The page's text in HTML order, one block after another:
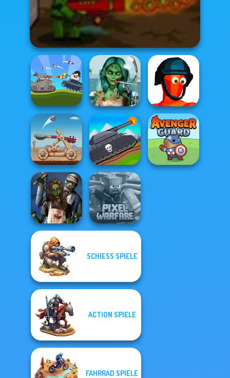
Battle Of Tank
Steel
Ghoulish To
Gorgeous Cool
Zomb...
Funny Shooter
Clash of Stone
Tanks 2D: Tank
Wars
Zombie
Romance
Minecraft Pixel
SCHIESS SPIELE
ACTION SPIELE
FAHRRAD SPIELE